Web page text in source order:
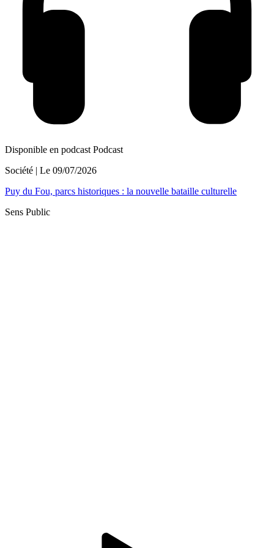
Disponible en podcast Podcast
Société | Le 09/07/2026
Puy du Fou, parcs historiques : la nouvelle bataille culturelle
Sens Public